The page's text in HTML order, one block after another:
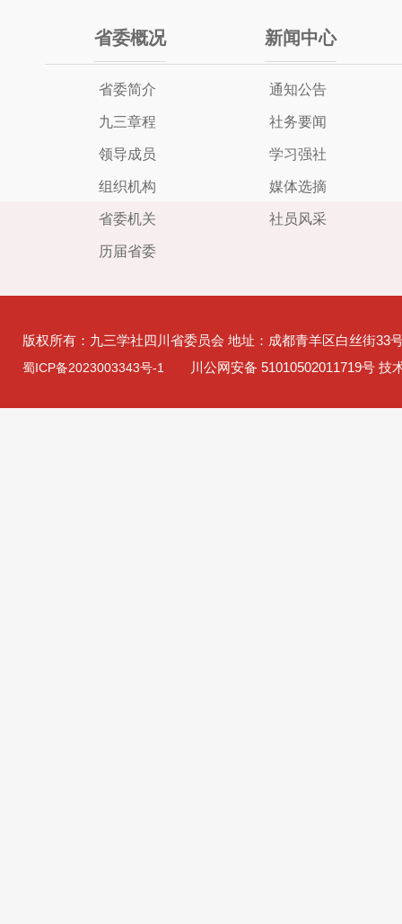
省委概况
省委简介
九三章程
领导成员
组织机构
省委机关
历届省委
新闻中心
通知公告
社务要闻
学习强社
媒体选摘
社员风采
版权所有：九三学社四川省委员会 地址：成都青羊区白丝街33
蜀ICP备2023003343号-1 川公网安备 51010502011719号 技